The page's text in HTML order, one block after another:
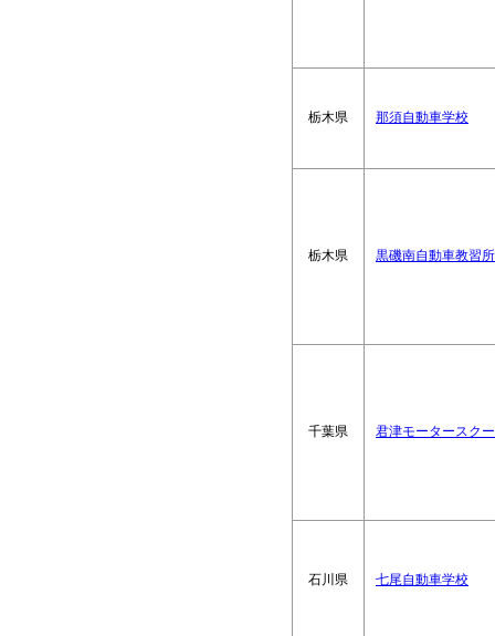
栃木県 那須自動車学校
栃木県 黒磯南自動車教習所
千葉県 君津モータースク
石川県 七尾自動車学校